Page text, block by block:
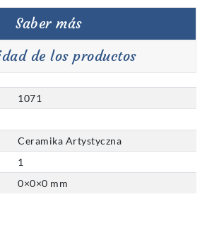
Saber más
de los productos
1071
Ceramika Artystyczna
1
0×0×0 mm